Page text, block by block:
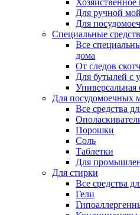
Для ручной
Для
Специальные
Все
дома
От следов
Для бутылей с
Универсальная
Для посудомоечных
Все средства
Порошки
Соль
Таблетки
Для
Для стирки
Все средства
Гели